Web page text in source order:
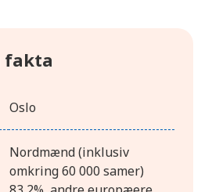
fakta
Oslo
Nordmænd (inklusiv
omkring 60 000 samer)